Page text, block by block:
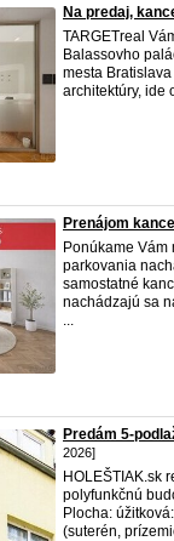
Na predaj,
TARGETreal
Balassovho
mesta
architektúry, ide
Prenájom
Ponúkame
parkovania
samostatné
nachádzajú sa
...
Predám 5-
2026]
HOLEŠTIAK.sk
polyfunkčnú
Plocha:
(suterén,